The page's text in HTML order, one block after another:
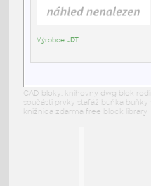
Výrobce:JDT
CAD bloky: knihovny dwg blok
součásti prvky stafáž buňka
knižnica zdarma free block library